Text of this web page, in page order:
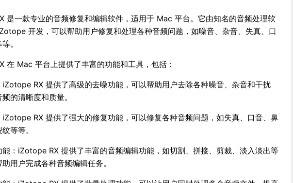
是一款专业的音频修复和编辑软件，适用于 Mac 平台。它由知名的音频处理软
开发，可以帮助用户修复和处理各种音频问题，如噪音、杂音、失真、口
。
在 Mac 平台上提供了丰富的功能和工具，包括：
iZotope RX 提供了高级的去噪功能，可以帮助用户去除各种噪音、杂音和干扰
的清晰度和质量。
iZotope RX 提供了强大的修复功能，可以修复各种音频问题，如失真、口音、鼻
等等。
能：iZotope RX 提供了丰富的音频编辑功能，如切割、拼接、剪裁、淡入淡出等
用户完成各种音频编辑任务。